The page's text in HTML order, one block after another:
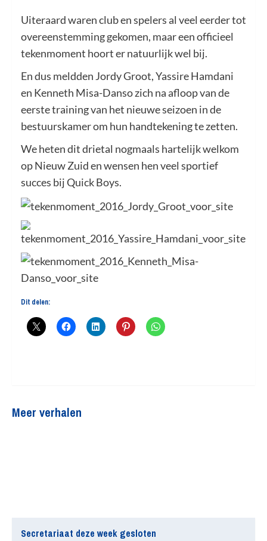
Uiteraard waren club en spelers al veel eerder tot
overeenstemming gekomen, maar een officieel
tekenmoment hoort er natuurlijk wel bij.
En dus meldden Jordy Groot, Yassire Hamdani
en Kenneth Misa-Danso zich na afloop van de
eerste training van het nieuwe seizoen in de
bestuurskamer om hun handtekening te zetten.
We heten dit drietal nogmaals hartelijk welkom
op Nieuw Zuid en wensen hen veel sportief
succes bij Quick Boys.
Dit delen:
Meer verhalen
Secretariaat deze week gesloten